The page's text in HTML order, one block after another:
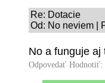
Re: Dotacie
Od: No neviem |
No a funguje aj
Odpovedať Hodnotiť: